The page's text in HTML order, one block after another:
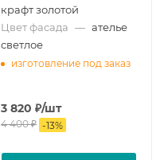
крафт золотой
Цвет фасада — ателье
светлое
изготовление под заказ
3 820 ₽/шт
4 400₽ -13%